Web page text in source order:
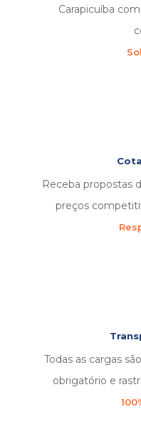
Carapicuíba
Receba propostas
preços
Todas as cargas
obrigatório e